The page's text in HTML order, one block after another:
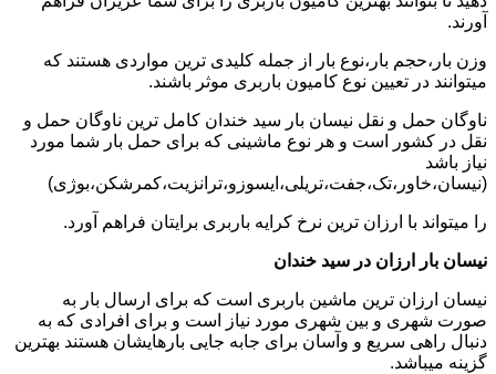
آورند.
وزن بار،حجم بار،نوع بار از جمله کلیدی ترین مواردی هستند که
میتوانند در تعیین نوع کامیون باربری موثر باشند.
ناوگان حمل و نقل نیسان بار سید خندان کامل ترین ناوگان حمل و
نقل در کشور است و هر نوع ماشینی که برای حمل بار شما مورد
نیاز باشد
(نیسان،خاور،تک،جفت،تریلی،ایسوزو،ترانزیت،کمرشکن،بوژی)
را میتواند با ارزان ترین نرخ کرایه باربری برایتان فراهم آورد.
نیسان بار ارزان در سید خندان
نیسان ارزان ترین ماشین باربری است که برای ارسال بار به
صورت شهری و بین شهری مورد نیاز است و برای افرادی که به
دنبال راهی سریع و وآسان برای جابه جایی بارهایشان هستند بهترین
گزینه میباشد.